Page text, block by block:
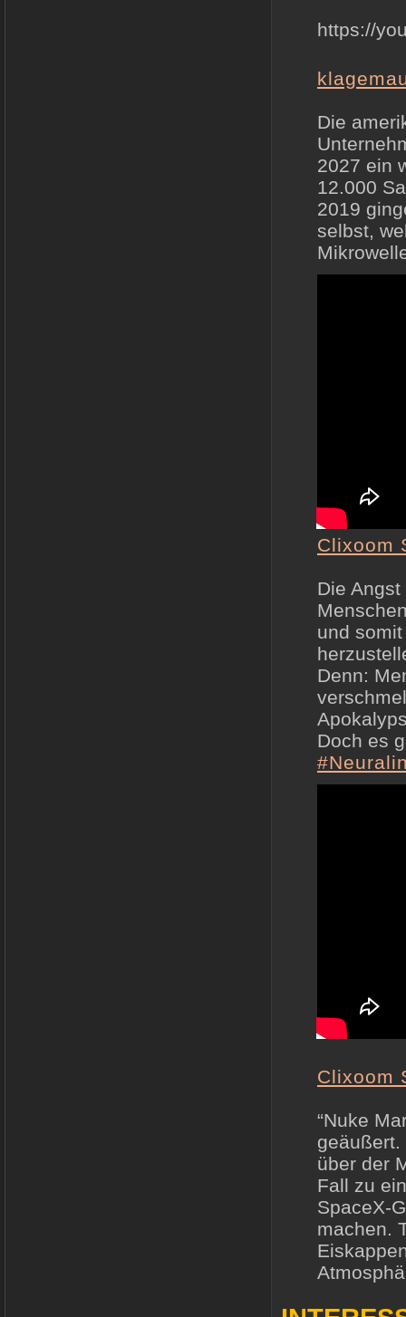
https://
Die
2027 ein
12.000
2019
selbst,
Clixoom
Die
und
Denn:
Doch es
Clixoom
“Nuke
über der
Fall zu
SpaceX-
machen.